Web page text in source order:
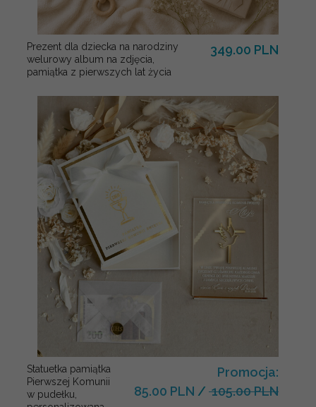
Prezent dla dziecka na narodziny
welurowy album na zdjęcia,
pamiątka z pierwszych lat życia
349.00 PLN
Statuetka pamiątka
Pierwszej Komunii
w pudełku,
Promocja:
85.00 PLN / 105.00 PLN